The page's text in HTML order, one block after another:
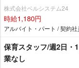
株式会社ベルシステム24
時給1,180円
アルバイト・パート / 契約
保育スタッフ/週2日・
業なし